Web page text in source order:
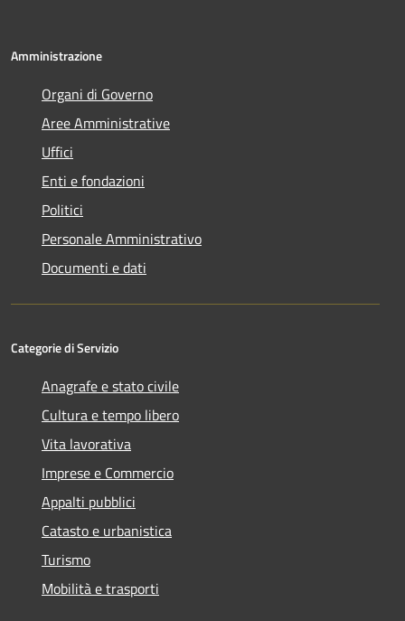
Amministrazione
Organi di Governo
Aree Amministrative
Uffici
Enti e fondazioni
Politici
Personale Amministrativo
Documenti e dati
Categorie di Servizio
Anagrafe e stato civile
Cultura e tempo libero
Vita lavorativa
Imprese e Commercio
Appalti pubblici
Catasto e urbanistica
Turismo
Mobilità e trasporti